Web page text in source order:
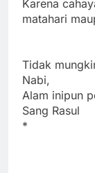
Karena
matahari
Tidak
Nabi,
Alam inipun
Sang Rasul
*